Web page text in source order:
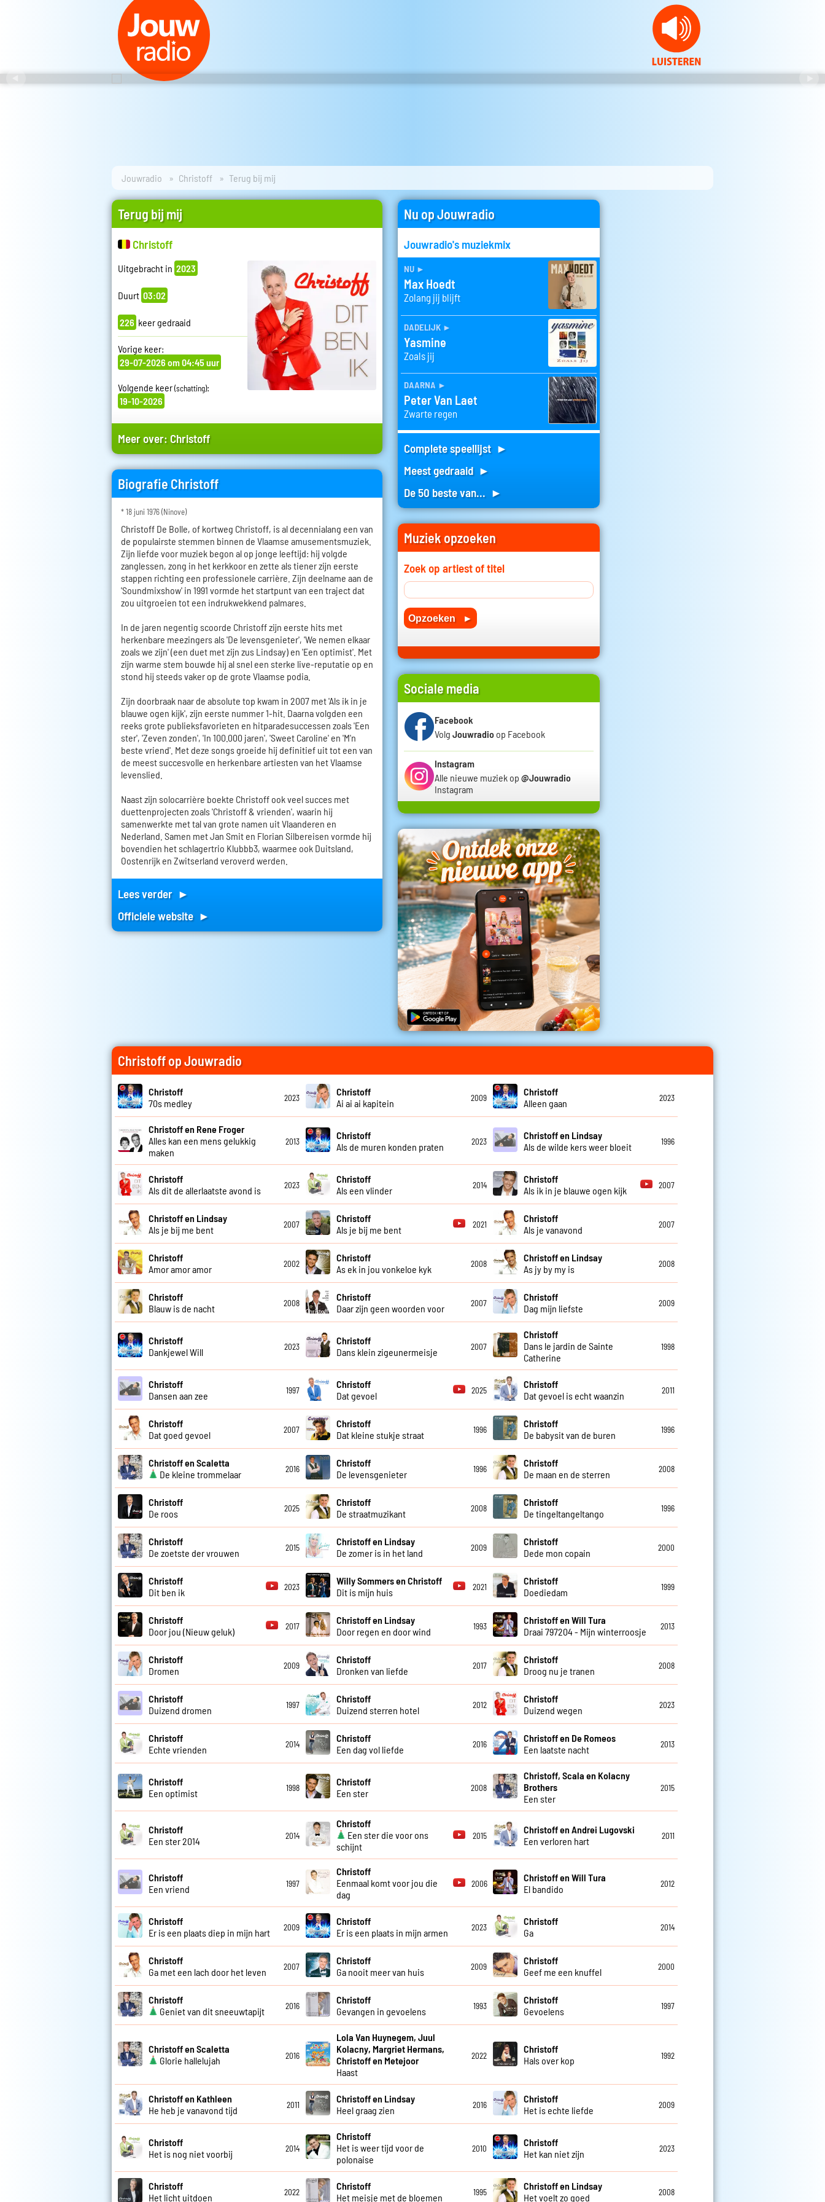
Jouwradio Christoff Terug bij mij
Terug bij mij
Christoff
Uitgebracht in 2023
Duurt 03:02
226 keer gedraaid
Vorige keer:
29-07-2026 om 04:45 uur
Volgende keer(schatting):
19-10-2026
Meer over: Christoff
Biografie Christoff
* 18 juni 1976 (Ninove)
Christoff De Bolle, of kortweg Christoff, is al decennialang een van
de populairste stemmen binnen de Vlaamse amusementsmuziek.
Zijn liefde voor muziek begon al op jonge leeftijd: hij volgde
zanglessen, zong in het kerkkoor en zette als tiener zijn eerste
stappen richting een professionele carrière. Zijn deelname aan de
'Soundmixshow' in 1991 vormde het startpunt van een traject dat
zou uitgroeien tot een indrukwekkend palmares.
In de jaren negentig scoorde Christoff zijn eerste hits met
herkenbare meezingers als 'De levensgenieter', 'We nemen elkaar
zoals we zijn' (een duet met zijn zus Lindsay) en 'Een optimist'. Met
zijn warme stem bouwde hij al snel een sterke live-reputatie op en
stond hij steeds vaker op de grote Vlaamse podia.
Zijn doorbraak naar de absolute top kwam in 2007 met 'Als ik in je
blauwe ogen kijk', zijn eerste nummer 1-hit. Daarna volgden een
reeks grote publieksfavorieten en hitparadesuccessen zoals 'Een
ster', 'Zeven zonden', 'In 100.000 jaren', 'Sweet Caroline' en 'M'n
beste vriend'. Met deze songs groeide hij definitief uit tot een van
de meest succesvolle en herkenbare artiesten van het Vlaamse
levenslied.
Naast zijn solocarrière boekte Christoff ook veel succes met
duettenprojecten zoals 'Christoff & vrienden', waarin hij
samenwerkte met tal van grote namen uit Vlaanderen en
Nederland. Samen met Jan Smit en Florian Silbereisen vormde hij
bovendien het schlagertrio Klubbb3, waarmee ook Duitsland,
Oostenrijk en Zwitserland veroverd werden.
Lees verder ►
Officiele website ►
Nu op Jouwradio
Jouwradio's muziekmix
nu ►
Max Hoedt
Zolang jij blijft
dadelijk ►
Yasmine
Zoals jij
daarna ►
Peter Van Laet
Zwarte regen
Complete speellijst ►
Meest gedraaid ►
De 50 beste van... ►
Muziek opzoeken
Zoek op artiest of titel
Sociale media
Facebook
Volg Jouwradio op Facebook
Instagram
Alle nieuwe muziek op @Jouwradio
Instagram
Christoff op Jouwradio
Christoff
70s medley
2023
Christoff
Ai ai ai kapitein
2009
Christoff
Alleen gaan
2023
Christoff en Rene Froger
Alles kan een mens gelukkig
maken
2013
Christoff
Als de muren konden praten
2023
Christoff en Lindsay
Als de wilde kers weer bloeit
1996
Christoff
Als dit de allerlaatste avond is
2023
Christoff
Als een vlinder
2014
Christoff
Als ik in je blauwe ogen kijk
2007
Christoff en Lindsay
Als je bij me bent
2007
Christoff
Als je bij me bent
2021
Christoff
Als je vanavond
2007
Christoff
Amor amor amor
2002
Christoff
As ek in jou vonkeloe kyk
2008
Christoff en Lindsay
As jy by my is
2008
Christoff
Blauw is de nacht
2008
Christoff
Daar zijn geen woorden voor
2007
Christoff
Dag mijn liefste
2009
Christoff
Dankjewel Will
2023
Christoff
Dans klein zigeunermeisje
2007
Christoff
Dans le jardin de Sainte
Catherine
1998
Christoff
Dansen aan zee
1997
Christoff
Dat gevoel
2025
Christoff
Dat gevoel is echt waanzin
2011
Christoff
Dat goed gevoel
2007
Christoff
Dat kleine stukje straat
1996
Christoff
De babysit van de buren
1996
Christoff en Scaletta
De kleine trommelaar
2016
Christoff
De levensgenieter
1996
Christoff
De maan en de sterren
2008
Christoff
De roos
2025
Christoff
De straatmuzikant
2008
Christoff
De tingeltangeltango
1996
Christoff
De zoetste der vrouwen
2015
Christoff en Lindsay
De zomer is in het land
2009
Christoff
Dede mon copain
2000
Christoff
Dit ben ik
2023
Willy Sommers en Christoff
Dit is mijn huis
2021
Christoff
Doediedam
1999
Christoff
Door jou (Nieuw geluk)
2017
Christoff en Lindsay
Door regen en door wind
1993
Christoff en Will Tura
Draai 797204 - Mijn winterroosje
2013
Christoff
Dromen
2009
Christoff
Dronken van liefde
2017
Christoff
Droog nu je tranen
2008
Christoff
Duizend dromen
1997
Christoff
Duizend sterren hotel
2012
Christoff
Duizend wegen
2023
Christoff
Echte vrienden
2014
Christoff
Een dag vol liefde
2016
Christoff en De Romeos
Een laatste nacht
2013
Christoff
Een optimist
1998
Christoff
Een ster
2008
Christoff, Scala en Kolacny
Brothers
Een ster
2015
Christoff
Een ster 2014
2014
Christoff
Een ster die voor ons
schijnt
2015
Christoff en Andrei Lugovski
Een verloren hart
2011
Christoff
Een vriend
1997
Christoff
Eenmaal komt voor jou die
dag
2006
Christoff en Will Tura
El bandido
2012
Christoff
Er is een plaats diep in mijn hart
2009
Christoff
Er is een plaats in mijn armen
2023
Christoff
Ga
2014
Christoff
Ga met een lach door het leven
2007
Christoff
Ga nooit meer van huis
2009
Christoff
Geef me een knuffel
2000
Christoff
Geniet van dit sneeuwtapijt
2016
Christoff
Gevangen in gevoelens
1993
Christoff
Gevoelens
1997
Christoff en Scaletta
Glorie hallelujah
2016
Lola Van Huynegem, Juul
Kolacny, Margriet Hermans,
Christoff en Metejoor
Haast
2022
Christoff
Hals over kop
1992
Christoff en Kathleen
He heb je vanavond tijd
2011
Christoff en Lindsay
Heel graag zien
2016
Christoff
Het is echte liefde
2009
Christoff
Het is nog niet voorbij
2014
Christoff
Het is weer tijd voor de
polonaise
2010
Christoff
Het kan niet zijn
2023
Christoff
Het licht uitdoen
2022
Christoff
Het meisje met de bloemen
1995
Christoff en Lindsay
Het voelt zo goed
2008